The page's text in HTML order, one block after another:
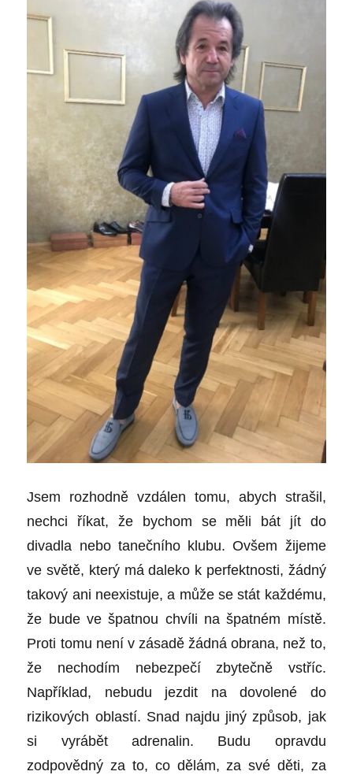
Jsem rozhodně vzdálen tomu, abych strašil,
nechci říkat, že bychom se měli bát jít do
divadla nebo tanečního klubu. Ovšem žijeme
ve světě, který má daleko k perfektnosti, žádný
takový ani neexistuje, a může se stát každému,
že bude ve špatnou chvíli na špatném místě.
Proti tomu není v zásadě žádná obrana, než to,
že nechodím nebezpečí zbytečně vstříc.
Například, nebudu jezdit na dovolené do
rizikových oblastí. Snad najdu jiný způsob, jak
si vyrábět adrenalin. Budu opravdu
zodpovědný za to, co dělám, za své děti, za